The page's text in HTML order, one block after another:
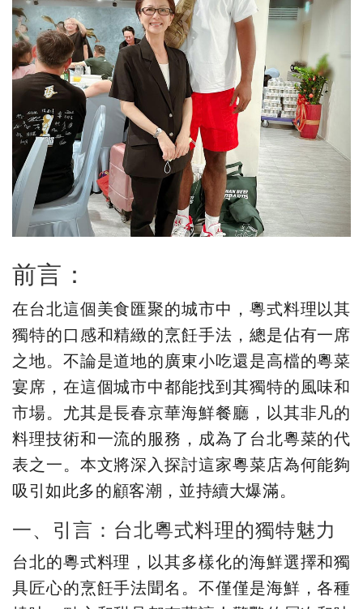
前言：
在台北這個美食匯聚的城市中，粵式料理以其
獨特的口感和精緻的烹飪手法，總是佔有一席
之地。不論是道地的廣東小吃還是高檔的粵菜
宴席，在這個城市中都能找到其獨特的風味和
市場。尤其是長春京華海鮮餐廳，以其非凡的
料理技術和一流的服務，成為了台北粵菜的代
表之一。本文將深入探討這家粵菜店為何能夠
吸引如此多的顧客潮，並持續大爆滿。
一、引言：台北粵式料理的獨特魅力
台北的粵式料理，以其多樣化的海鮮選擇和獨
具匠心的烹飪手法聞名。不僅僅是海鮮，各種